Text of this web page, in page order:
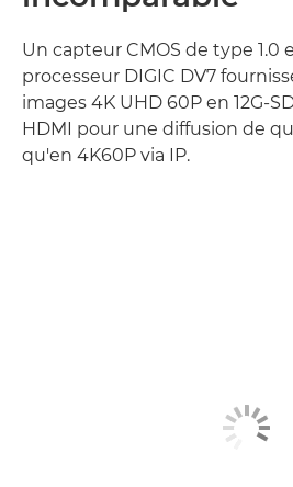
Un capteur CMOS de type 1.0
processeur DIGIC DV7
images 4K UHD 60P en 12G-
HDMI pour une diffusion de
qu'en 4K60P via IP.